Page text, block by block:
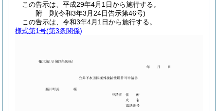
この告示は、平成29年4月1日から施行する。
附 則(令和3年3月24日告示第46号)
この告示は、令和3年4月1日から施行する。
様式第1号(第3条関係)